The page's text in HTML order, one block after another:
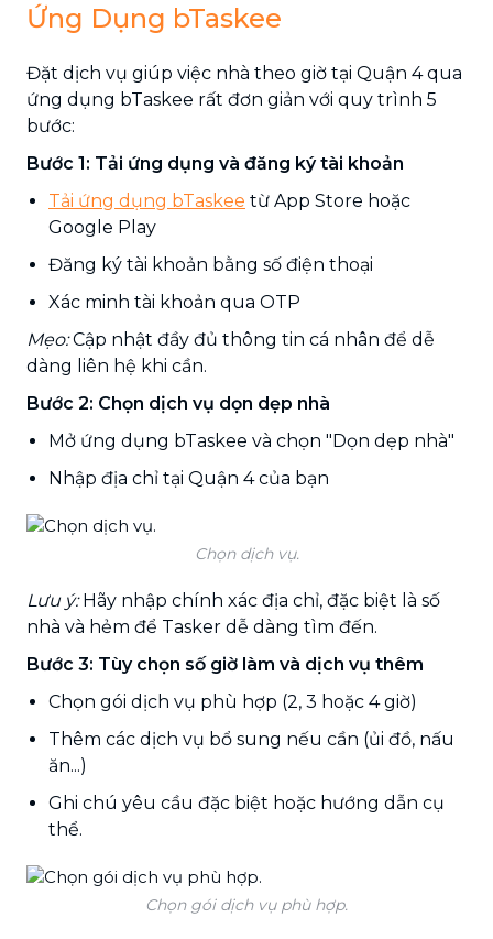
Ứng Dụng bTaskee
Đặt dịch vụ giúp việc nhà theo giờ tại Quận 4 qua
ứng dụng bTaskee rất đơn giản với quy trình 5
bước:
Bước 1: Tải ứng dụng và đăng ký tài khoản
Tải ứng dụng bTaskee từ App Store hoặc
Google Play
Đăng ký tài khoản bằng số điện thoại
Xác minh tài khoản qua OTP
Mẹo:Cập nhật đầy đủ thông tin cá nhân để dễ
dàng liên hệ khi cần.
Bước 2: Chọn dịch vụ dọn dẹp nhà
Mở ứng dụng bTaskee và chọn "Dọn dẹp nhà"
Nhập địa chỉ tại Quận 4 của bạn
Chọn dịch vụ.
Lưu ý:Hãy nhập chính xác địa chỉ, đặc biệt là số
nhà và hẻm để Tasker dễ dàng tìm đến.
Bước 3: Tùy chọn số giờ làm và dịch vụ thêm
Chọn gói dịch vụ phù hợp (2, 3 hoặc 4 giờ)
Thêm các dịch vụ bổ sung nếu cần (ủi đồ, nấu
ăn...)
Ghi chú yêu cầu đặc biệt hoặc hướng dẫn cụ
thể.
Chọn gói dịch vụ phù hợp.